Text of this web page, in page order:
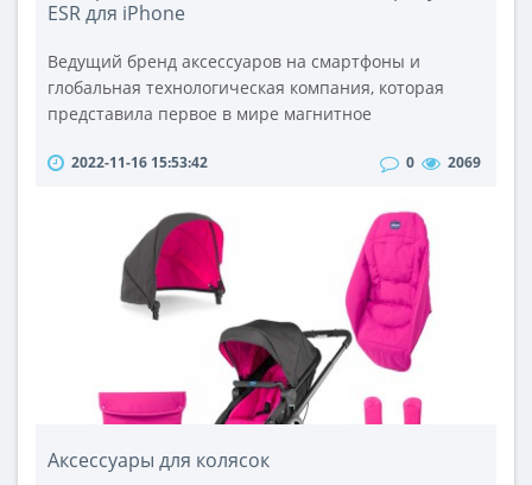
ESR для iPhone
Ведущий бренд аксессуаров на смартфоны и
глобальная технологическая компания, которая
представила первое в мире магнитное
только что выпустила новые продукты. Уникальная
аксессуаров продолжает упрощать использование
технологий и радовать глаз. Беспроводное
зарядное устройство HaloLock 3-в-1 с ..
2022-11-16 15:53:42 0 2069
Аксессуары для колясок